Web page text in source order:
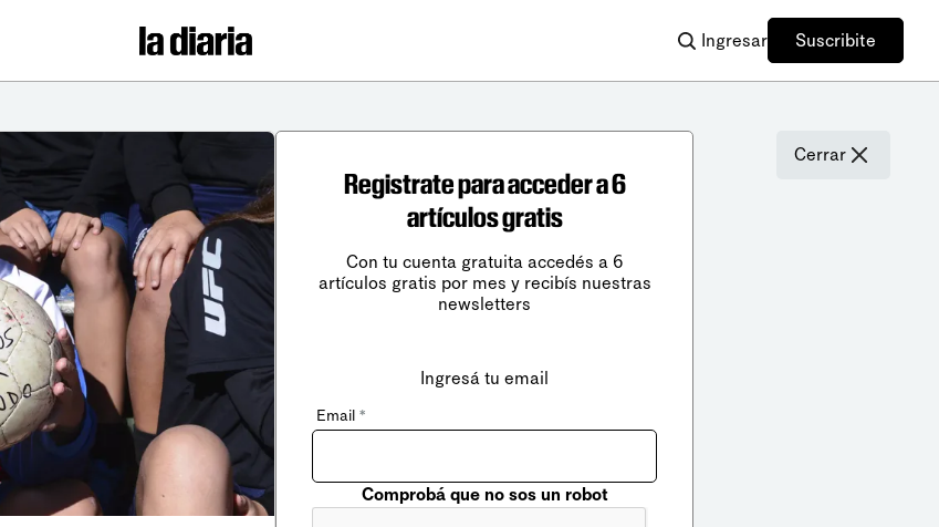
Ingresar Suscribite
Cerrar
Registrate para acceder a 6
artículos gratis
Con tu cuenta gratuita accedés a 6
artículos gratis por mes y recibís nuestras
newsletters
Ingresá tu email
Email *
Comprobá que no sos un robot